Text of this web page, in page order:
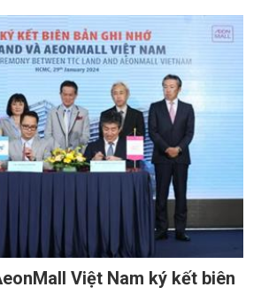
Việt Nam ký kết biên